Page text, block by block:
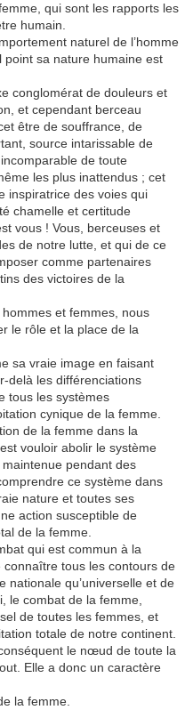
qui sont les rapports les
humain.
naturel de l’homme
point sa nature humaine est
conglomérat de douleurs et
et cependant berceau
être de souffrance, de
source intarissable de
de toute
les plus inattendus ; cet
inspiratrice des voies qui
chamelle et certitude
vous ! Vous, berceuses et
de notre lutte, et qui de ce
comme partenaires
des victoires de la
et femmes, nous
le rôle et la place de la
sa vraie image en faisant
delà les différenciations
tous les systèmes
cynique de la femme.
de la femme dans la
vouloir abolir le système
pendant des
ce système dans
nature et toutes ses
action susceptible de
de la femme.
qui est commun à la
connaître tous les contours de
nationale qu’universelle et de
le combat de la femme,
de toutes les femmes, et
totale de notre continent.
le nœud de toute la
Elle a donc un caractère
la femme.